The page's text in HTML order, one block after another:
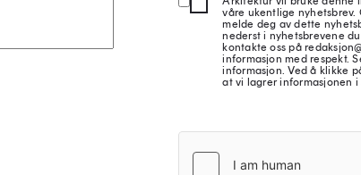
våre ukentlige nyhetsbrev.
melde deg av dette
nederst i nyhetsbrevene
kontakte oss på
informasjon med respekt.
informasjon. Ved å klikke
at vi lagrer informasjonen i